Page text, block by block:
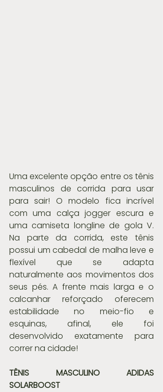
Uma excelente opção entre os tênis
masculinos de corrida para usar
para sair! O modelo fica incrível
com uma calça jogger escura e
uma camiseta longline de gola V.
Na parte da corrida, este tênis
possui um cabedal de malha leve e
flexível que se adapta
naturalmente aos movimentos dos
seus pés. A frente mais larga e o
calcanhar reforçado oferecem
estabilidade no meio-fio e
esquinas, afinal, ele foi
desenvolvido exatamente para
correr na cidade!
TÊNIS MASCULINO ADIDAS
SOLARBOOST